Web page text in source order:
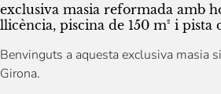
exclusiva masia reformada amb
llicència, piscina de 150 m² i pista
Benvinguts a aquesta exclusiva masia
Girona.